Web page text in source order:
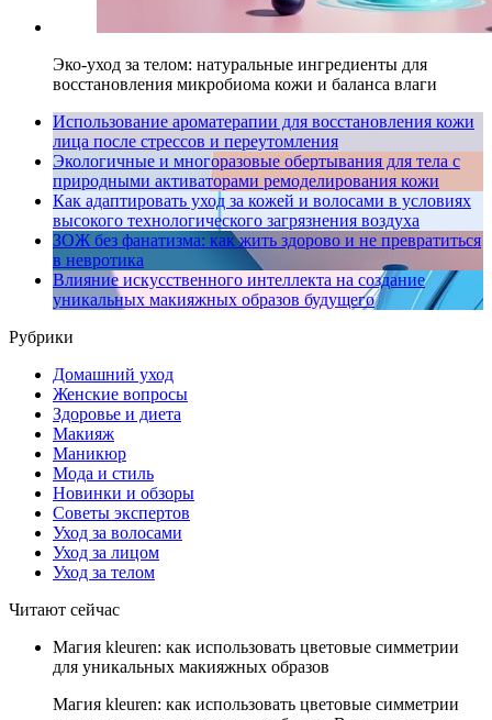
Эко-уход за телом: натуральные ингредиенты для
восстановления микробиома кожи и баланса влаги
Использование ароматерапии для восстановления кожи
лица после стрессов и переутомления
Экологичные и многоразовые обертывания для тела с
природными активаторами ремоделирования кожи
Как адаптировать уход за кожей и волосами в условиях
высокого технологического загрязнения воздуха
ЗОЖ без фанатизма: как жить здорово и не превратиться
в невротика
Влияние искусственного интеллекта на создание
уникальных макияжных образов будущего
Рубрики
Домашний уход
Женские вопросы
Здоровье и диета
Макияж
Маникюр
Мода и стиль
Новинки и обзоры
Советы экспертов
Уход за волосами
Уход за лицом
Уход за телом
Читают сейчас
Магия kleuren: как использовать цветовые симметрии
для уникальных макияжных образов
Магия kleuren: как использовать цветовые симметрии